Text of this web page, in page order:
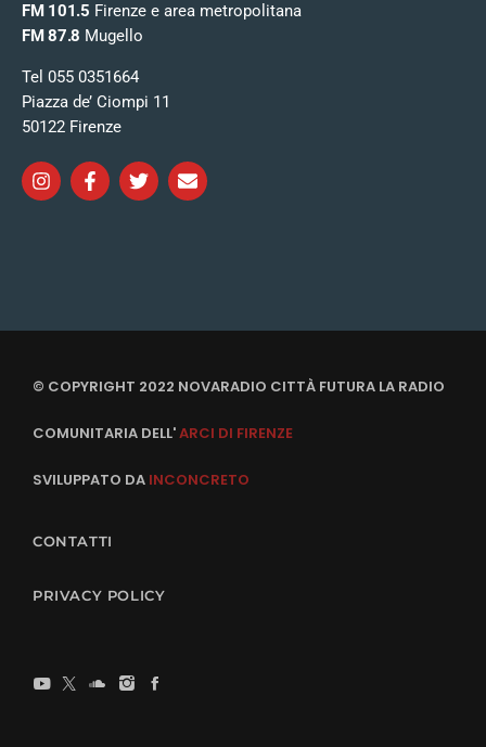
FM 101.5 Firenze e area metropolitana
FM 87.8 Mugello
Tel 055 0351664
Piazza de’ Ciompi 11
50122 Firenze
© COPYRIGHT 2022 NOVARADIO CITTÀ FUTURA LA RADIO
COMUNITARIA DELL'ARCI DI FIRENZE
SVILUPPATO DA INCONCRETO
CONTATTI
PRIVACY POLICY